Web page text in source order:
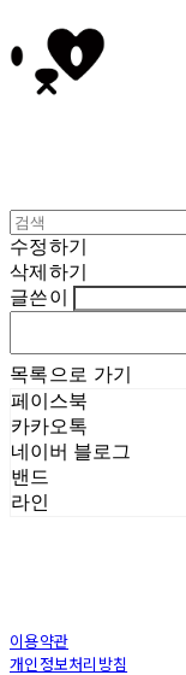
수정하기
삭제하기
글쓴이
목록으로 가기
페이스북
카카오톡
네이버 블로그
밴드
라인
이용약관
개인정보처리방침